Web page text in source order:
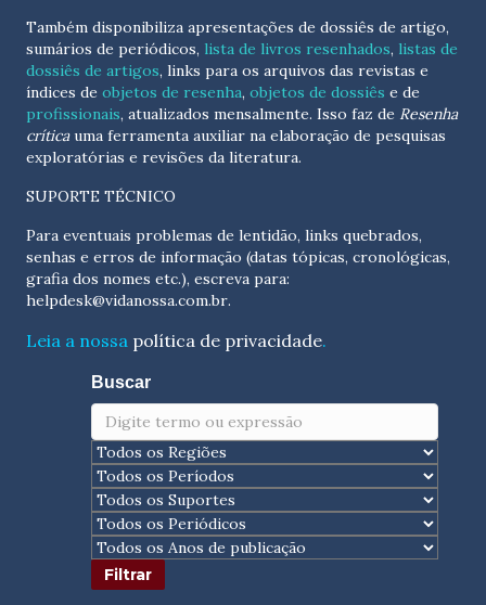
Também disponibiliza apresentações de dossiês de artigo,
sumários de periódicos, lista de livros resenhados, listas de
dossiês de artigos, links para os arquivos das revistas e
índices de objetos de resenha, objetos de dossiês e de
profissionais, atualizados mensalmente. Isso faz de Resenha
críticauma ferramenta auxiliar na elaboração de pesquisas
exploratórias e revisões da literatura.
SUPORTE TÉCNICO
Para eventuais problemas de lentidão, links quebrados,
senhas e erros de informação (datas tópicas, cronológicas,
helpdesk@vidanossa.com.br.
Leia a nossa política de privacidade.
Buscar